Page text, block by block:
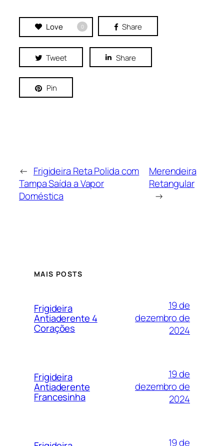
Love 0 Share
Tweet Share
Pin
← Frigideira Reta Polida com
Tampa Saída a Vapor
Doméstica
Merendeira
Retangular
→
MAIS POSTS
Frigideira
Antiaderente 4
Corações
19 de
dezembro de
2024
Frigideira
Antiaderente
Francesinha
19 de
dezembro de
2024
19 de